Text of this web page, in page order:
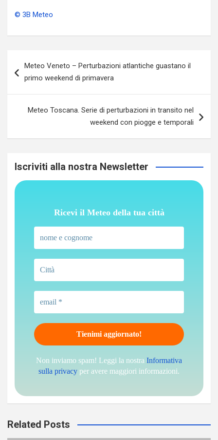
© 3B Meteo
articoli
Meteo Veneto – Perturbazioni atlantiche guastano il
primo weekend di primavera
Meteo Toscana. Serie di perturbazioni in transito nel
weekend con piogge e temporali
Iscriviti alla nostra Newsletter
Ricevi il Meteo della tua città
Non inviamo spam! Leggi la nostra Informativa
sulla privacy per avere maggiori informazioni.
Related Posts